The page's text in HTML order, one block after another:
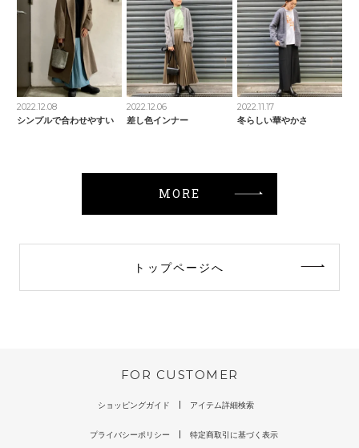
2022.12.08
シンプルで合わせやすい
2022.12.06
差し色インナー
2022.11.17
冬らしい華やかさ
MORE
トップページへ
FOR CUSTOMER
ショッピングガイド アイテム詳細検索
プライバシーポリシー 特定商取引に基づく表示